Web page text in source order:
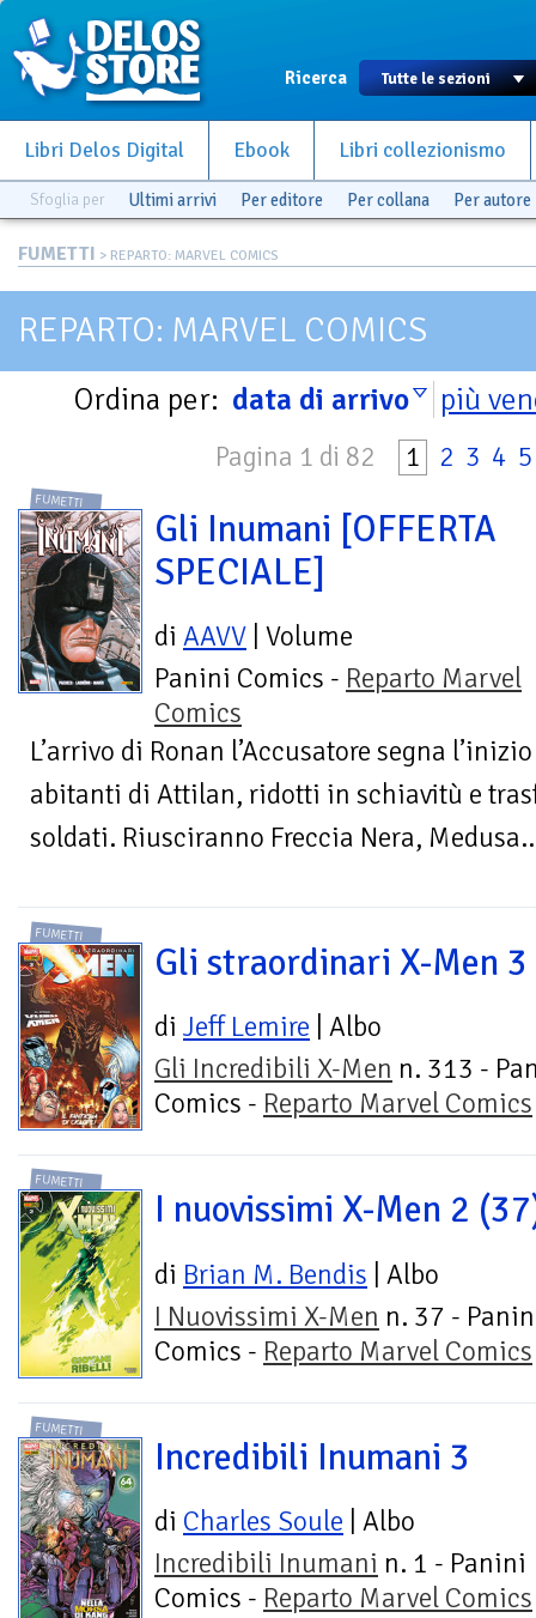
Ricerca
Libri Delos Digital Ebook Libri collezionismo
Sfoglia per Ultimi arrivi Per editore Per collana Per autore
FUMETTI > REPARTO: MARVEL COMICS
REPARTO: MARVEL COMICS
Ordina per: data di arrivo più
Pagina 1 di 82 1 2 3 4 5
FUMETTI
Gli Inumani [OFFERTA
SPECIALE]
di AAVV | Volume
Panini Comics - Reparto Marvel
Comics
L’arrivo di Ronan l’Accusatore segna
abitanti di Attilan, ridotti in schiavitù e
soldati. Riusciranno Freccia Nera,
FUMETTI
Gli straordinari X-Men 3
di Jeff Lemire | Albo
Gli Incredibili X-Men n. 313 -
Comics - Reparto Marvel Comics
FUMETTI
I nuovissimi X-Men 2
di Brian M. Bendis | Albo
I Nuovissimi X-Men n. 37 -
Comics - Reparto Marvel Comics
FUMETTI
Incredibili Inumani 3
di Charles Soule | Albo
Incredibili Inumani n. 1 - Panini
Comics - Reparto Marvel Comics